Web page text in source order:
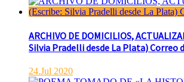
ARCHIVO DE DOMICILIOS,
Silvia Pradelli desde La Plata) Correo
24.Jul 2020